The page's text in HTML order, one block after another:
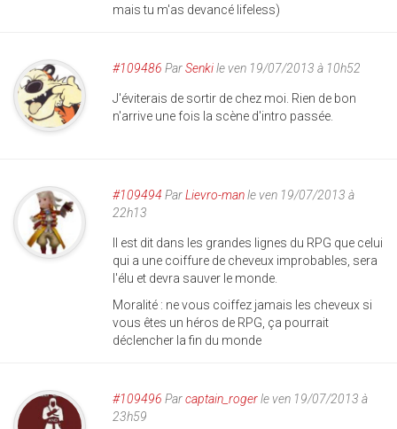
mais tu m'as devancé lifeless)
#109486 ParSenkile ven 19/07/2013 à 10h52
J'éviterais de sortir de chez moi. Rien de bon
n'arrive une fois la scène d'intro passée.
#109494 ParLievro-manle ven 19/07/2013 à
22h13
Il est dit dans les grandes lignes du RPG que celui
qui a une coiffure de cheveux improbables, sera
l'élu et devra sauver le monde.
Moralité : ne vous coiffez jamais les cheveux si
vous êtes un héros de RPG, ça pourrait
déclencher la fin du monde
#109496 Parcaptain_rogerle ven 19/07/2013 à
23h59